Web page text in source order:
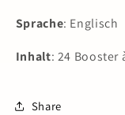
Sprache: Englisch
Inhalt: 24 Booster
Share